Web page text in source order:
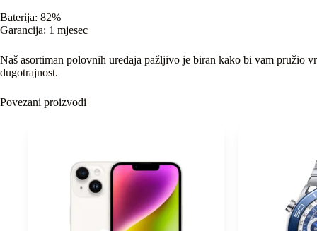
Baterija: 82%
Garancija: 1 mjesec
Naš asortiman polovnih uređaja pažljivo je biran kako bi vam pružio
dugotrajnost.
Povezani proizvodi